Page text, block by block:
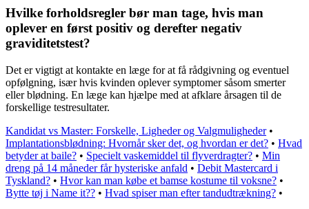
Hvilke forholdsregler bør man tage, hvis man
oplever en først positiv og derefter negativ
graviditetstest?
Det er vigtigt at kontakte en læge for at få rådgivning og eventuel
opfølgning, især hvis kvinden oplever symptomer såsom smerter
eller blødning. En læge kan hjælpe med at afklare årsagen til de
forskellige testresultater.
Kandidat vs Master: Forskelle, Ligheder og Valgmuligheder•
Implantationsblødning: Hvornår sker det, og hvordan er det? • Hvad
betyder at baile? • Specielt vaskemiddel til flyverdragter? • Min
dreng på 14 måneder får hysteriske anfald • Debit Mastercard i
Tyskland? • Hvor kan man købe et bamse kostume til voksne? •
Bytte tøj i Name it?? • Hvad spiser man efter tandudtrækning? •